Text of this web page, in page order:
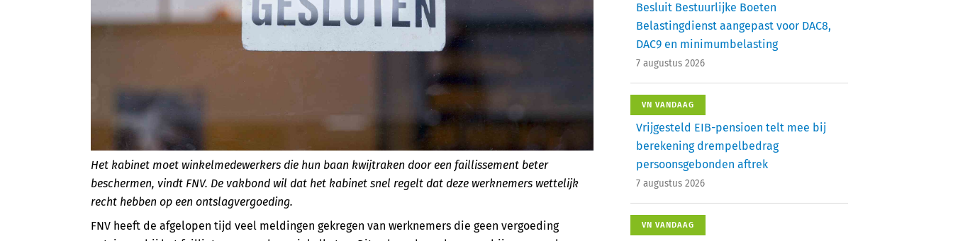
Het kabinet moet winkelmedewerkers die hun baan kwijtraken door een faillissement beter
beschermen, vindt FNV. De vakbond wil dat het kabinet snel regelt dat deze werknemers wettelijk
recht hebben op een ontslagvergoeding.
FNV heeft de afgelopen tijd veel meldingen gekregen van werknemers die geen vergoeding
Besluit Bestuurlijke Boeten
Belastingdienst aangepast voor DAC8,
DAC9 en minimumbelasting
7 augustus 2026
VN VANDAAG
Vrijgesteld EIB-pensioen telt mee bij
berekening drempelbedrag
persoonsgebonden aftrek
7 augustus 2026
VN VANDAAG